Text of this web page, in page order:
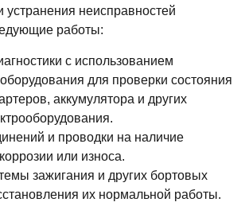
неисправностей
работы:
с использованием
для проверки состояния
аккумулятора и других
и проводки на наличие
или износа.
зажигания и других бортовых
их нормальной работы.